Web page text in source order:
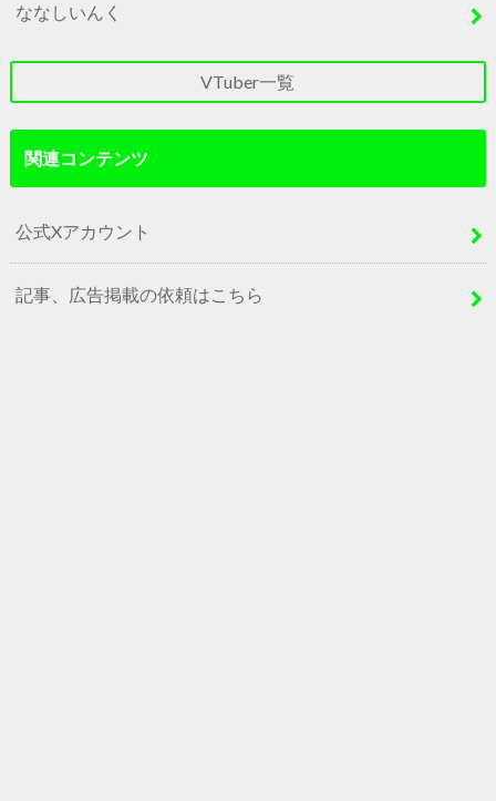
ななしいんく
VTuber一覧
関連コンテンツ
公式Xアカウント
記事、広告掲載の依頼はこちら